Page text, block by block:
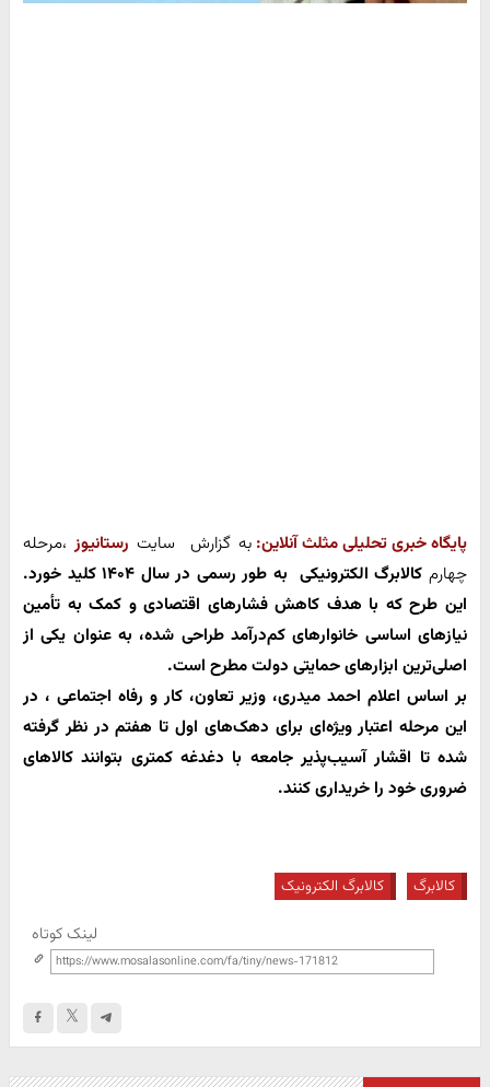
پایگاه خبری تحلیلی مثلث آنلاین: به گزارش سایت رستانیوز ،مرحله
چهارم
کالابرگ الکترونیکی به طور رسمی در سال ۱۴۰۴ کلید خورد.
این طرح که با هدف کاهش فشارهای اقتصادی و کمک به تأمین
نیازهای اساسی خانوارهای کم‌درآمد طراحی شده، به عنوان یکی از
اصلی‌ترین ابزارهای حمایتی دولت مطرح است.
بر اساس اعلام احمد میدری، وزیر تعاون، کار و رفاه اجتماعی ، در
این مرحله اعتبار ویژه‌ای برای دهک‌های اول تا هفتم در نظر گرفته
شده تا اقشار آسیب‌پذیر جامعه با دغدغه کمتری بتوانند کالاهای
ضروری خود را خریداری کنند.
کالابرگ کالابرگ الکترونیک
لینک کوتاه